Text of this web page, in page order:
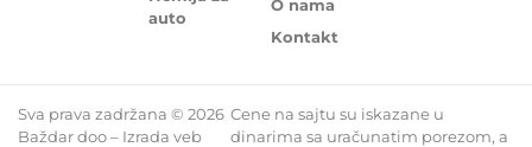
auto
O nama
Kontakt
Sva prava zadržana © 2026
Baždar doo – Izrada veb
Cene na sajtu su iskazane u
dinarima sa uračunatim porezom, a